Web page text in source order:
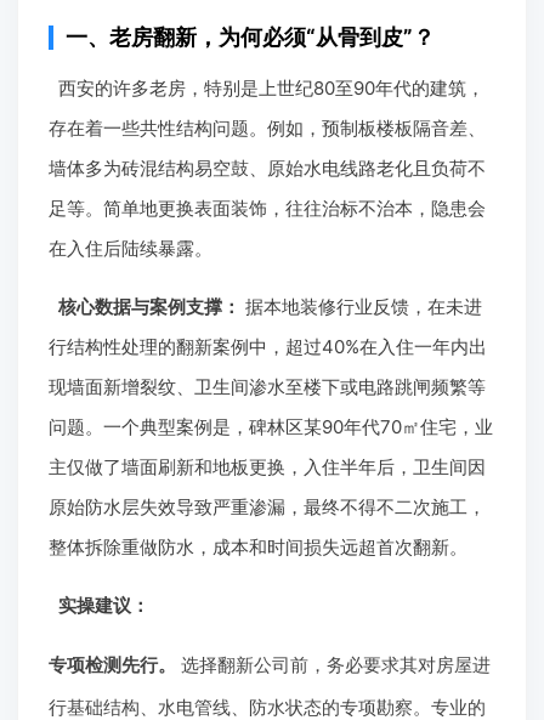
一、老房翻新，为何必须“从骨到皮”？
西安的许多老房，特别是上世纪80至90年代的建筑，
存在着一些共性结构问题。例如，预制板楼板隔音差、
墙体多为砖混结构易空鼓、原始水电线路老化且负荷不
足等。简单地更换表面装饰，往往治标不治本，隐患会
在入住后陆续暴露。
核心数据与案例支撑： 据本地装修行业反馈，在未进
行结构性处理的翻新案例中，超过40%在入住一年内出
现墙面新增裂纹、卫生间渗水至楼下或电路跳闸频繁等
问题。一个典型案例是，碑林区某90年代70㎡住宅，业
主仅做了墙面刷新和地板更换，入住半年后，卫生间因
原始防水层失效导致严重渗漏，最终不得不二次施工，
整体拆除重做防水，成本和时间损失远超首次翻新。
实操建议：
专项检测先行。
选择翻新公司前，务必要求其对房屋进
行基础结构、水电管线、防水状态的专项勘察。专业的